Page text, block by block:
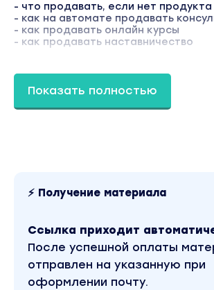
- что продавать, если нет продукта
- как на автомате продавать
- как продавать онлайн курсы
- как продавать наставничество
продажи на тёплом трафике
аудиторию
– подключаем автовебинарную
– находим связки как продавать
Продукты
- как продавать тем, у кого нет
Показать полностью
⚡ Получение материала
Ссылка приходит
После успешной оплаты
отправлен на указанную при
оформлении почту.